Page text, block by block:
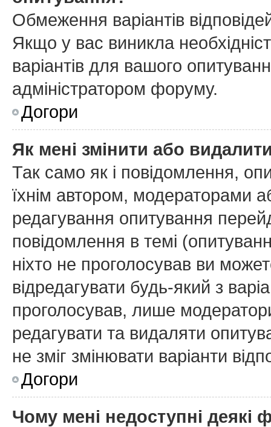
Обмеження варіантів
Якщо у вас виникла
варіантів для вашого
адміністратором форуму.
Догори
Як мені змінити або
Так само як і повідомлення,
їхнім автором, модераторами
редагування опитування
повідомлення в темі
ніхто не проголосував ви
відредагувати будь-який з
проголосував, лише
редагувати та видаляти
не зміг змінювати варіанти
Догори
Чому мені недоступні деякі